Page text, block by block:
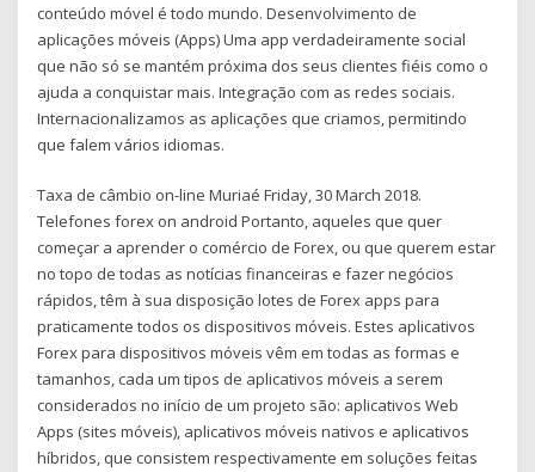
conteúdo móvel é todo mundo. Desenvolvimento de
aplicações móveis (Apps) Uma app verdadeiramente social
que não só se mantém próxima dos seus clientes fiéis como o
ajuda a conquistar mais. Integração com as redes sociais.
Internacionalizamos as aplicações que criamos, permitindo
que falem vários idiomas.
Taxa de câmbio on-line Muriaé Friday, 30 March 2018.
Telefones forex on android Portanto, aqueles que quer
começar a aprender o comércio de Forex, ou que querem estar
no topo de todas as notícias financeiras e fazer negócios
rápidos, têm à sua disposição lotes de Forex apps para
praticamente todos os dispositivos móveis. Estes aplicativos
Forex para dispositivos móveis vêm em todas as formas e
tamanhos, cada um tipos de aplicativos móveis a serem
considerados no início de um projeto são: aplicativos Web
Apps (sites móveis), aplicativos móveis nativos e aplicativos
híbridos, que consistem respectivamente em soluções feitas